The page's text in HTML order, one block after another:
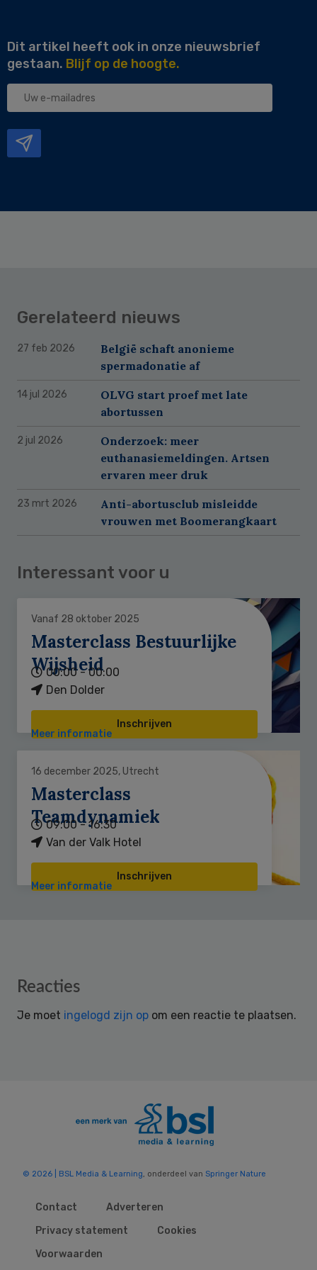
Dit artikel heeft ook in onze nieuwsbrief
gestaan. Blijf op de hoogte.
Uw
Gerelateerd nieuws
27 feb 2026
België schaft anonieme
spermadonatie af
14 jul 2026
OLVG start proef met late
abortussen
2 jul 2026
Onderzoek: meer
euthanasiemeldingen. Artsen
ervaren meer druk
23 mrt 2026
Anti-abortusclub misleidde
vrouwen met Boomerangkaart
Interessant voor u
Vanaf 28 oktober 2025
Masterclass Bestuurlijke
Wijsheid
00:00 - 00:00
Den Dolder
Inschrijven
Meer informatie
16 december 2025, Utrecht
Masterclass
Teamdynamiek
09:00 - 16:30
Van der Valk Hotel
Inschrijven
Meer informatie
Reader
Reacties
Je moet ingelogd zijn op om een reactie te plaatsen.
© 2026 | BSL Media & Learning, onderdeel van Springer Nature
Contact
Adverteren
Privacy statement
Cookies
Voorwaarden